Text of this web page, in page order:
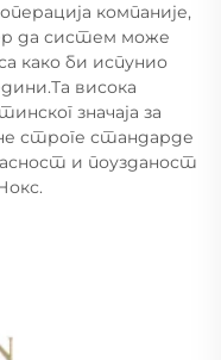
компаније,
да систем може
како би испунио
висока
значаја за
строге стандарде
и поузданост